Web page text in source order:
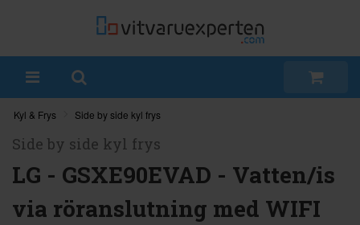
Kyl & Frys Side by side kyl frys
Side by side kyl frys
LG - GSXE90EVAD - Vatten/is
via röranslutning med WIFI